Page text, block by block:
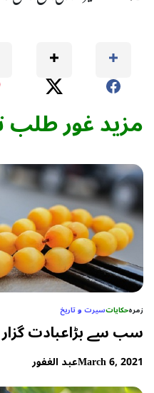
مزید غور طلب
زمرہحکایاتسیرت و تاریخ
سب سے بڑاعبادت گزار
March 6, 2021عبد الغفور